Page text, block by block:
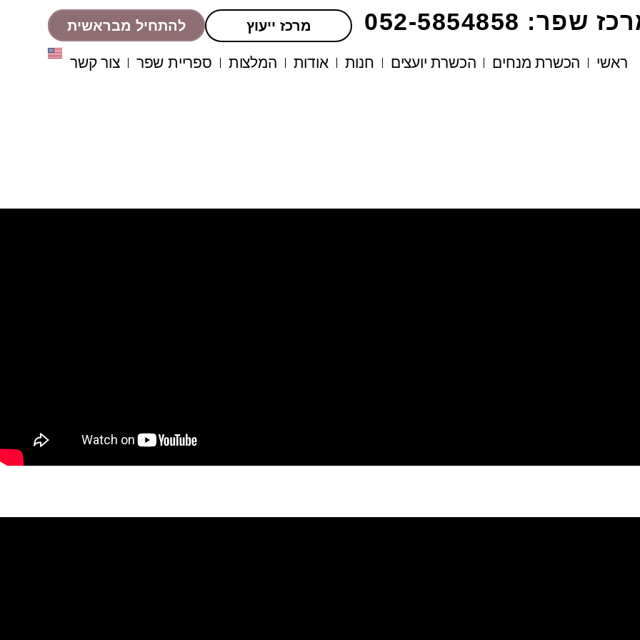
להתחיל מבראשית מרכז ייעוץ שפר: 052-5854858
ראשי הכשרת מנחים הכשרת יועצים חנות אודות המלצות ספריית שפר צור קשר